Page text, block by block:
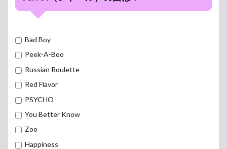
Bad Boy
Peek-A-Boo
Russian Roulette
Red Flavor
PSYCHO
You Better Know
Zoo
Happiness